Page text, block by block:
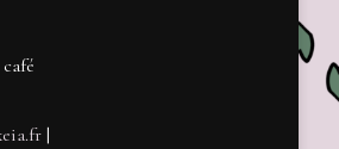
|